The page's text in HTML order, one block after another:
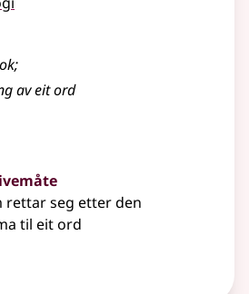
;
av eit ord
rettar seg etter den
til eit ord